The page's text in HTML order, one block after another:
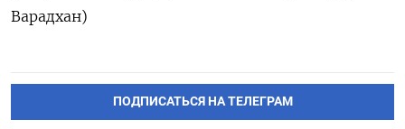
Варадхан)
ПОДПИСАТЬСЯ НА ТЕЛЕГРАМ